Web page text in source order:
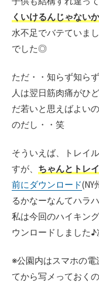
くいけるんじゃない
水不足でバテていま
でした◎
ただ・・知らず知ら
人は翌日筋肉痛がひ
だ若いと思えばよい
のだし・・笑
そういえば、トレイ
すが、 ちゃんとトレ
前にダウンロード(NY
るかなーなんてハラ
私は今回のハイキン
ウンロードしました♪
※公園内はスマホの
てから写メっておく